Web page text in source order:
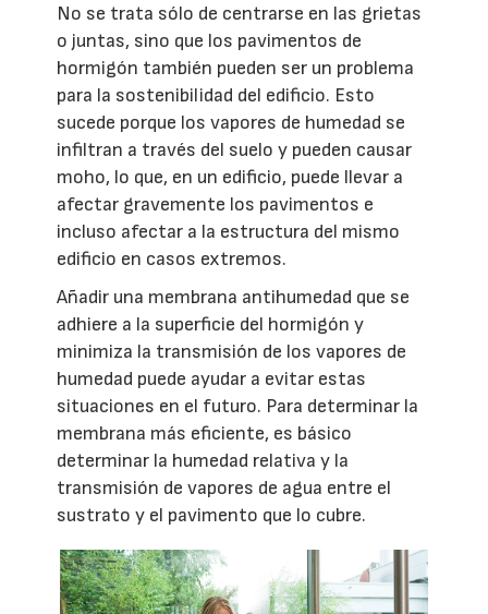
No se trata sólo de centrarse en las grietas
o juntas, sino que los pavimentos de
hormigón también pueden ser un problema
para la sostenibilidad del edificio. Esto
sucede porque los vapores de humedad se
infiltran a través del suelo y pueden causar
moho, lo que, en un edificio, puede llevar a
afectar gravemente los pavimentos e
incluso afectar a la estructura del mismo
edificio en casos extremos.
Añadir una membrana antihumedad que se
adhiere a la superficie del hormigón y
minimiza la transmisión de los vapores de
humedad puede ayudar a evitar estas
situaciones en el futuro. Para determinar la
membrana más eficiente, es básico
determinar la humedad relativa y la
transmisión de vapores de agua entre el
sustrato y el pavimento que lo cubre.